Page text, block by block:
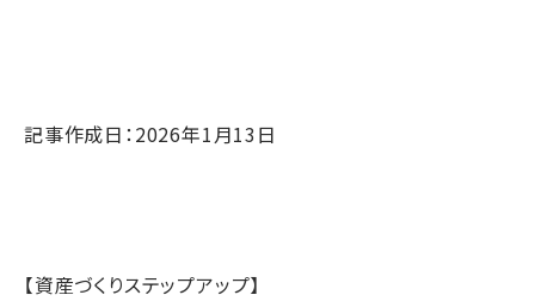
記事作成日：2026年1月13日
【資産づくりステップアップ】